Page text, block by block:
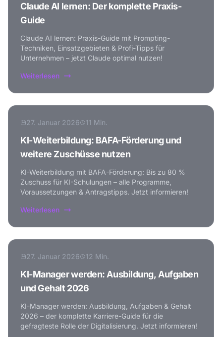
Claude AI lernen: Der komplette Praxis-
Guide
Claude AI lernen: Praxis-Guide mit Prompting-
Techniken, Einsatzgebieten & Profi-Tipps für
Unternehmen – jetzt Claude optimal nutzen!
Weiterlesen
27. Januar 2026 11 Min.
KI-Weiterbildung: BAFA-Förderung und
weitere Zuschüsse nutzen
KI-Weiterbildung mit BAFA-Förderung: Bis zu 80 %
Zuschuss für KI-Schulungen – alle Programme,
Voraussetzungen & Antragstipps. Jetzt informieren!
Weiterlesen
27. Januar 2026 12 Min.
KI-Manager werden: Ausbildung, Aufgaben
und Gehalt 2026
KI-Manager werden: Ausbildung, Aufgaben & Gehalt
2026 – der komplette Karriere-Guide für die
gefragteste Rolle der Digitalisierung. Jetzt informieren!